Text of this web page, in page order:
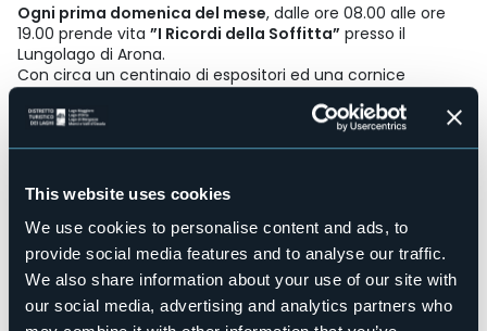
This website uses cookies
We use cookies to personalise content and ads, to
provide social media features and to analyse our traffic.
We also share information about your use of our site with
our social media, advertising and analytics partners who
Ogni prima domenica del mese, dalle ore 08.00 alle ore
19.00 prende vita ”I Ricordi della Soffitta” presso il
Lungolago di Arona.
Con circa un centinaio di espositori ed una cornice
magnifica, il Mercatino dell'Antiquariato di Arona è uno dei
più apprezzati e piacevoli mercati del nord d'Italia.
Event location
Telephone
+39 0322 243601
turismo.arona@comune.arona.no.it